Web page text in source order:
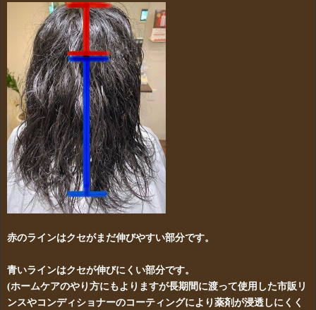
赤のラインはクセがまだ伸びやすい部分です。
青いラインはクセが伸びにくい部分です。
(ホームケアのやり方にもよりますが長期間に渡って使用した市販リ
ンスやコンディショナーのコーティングにより薬剤が浸透しにくく